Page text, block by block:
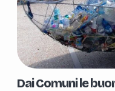
Dai Comuni le